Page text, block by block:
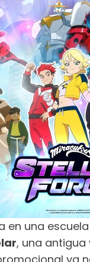
en una
, una